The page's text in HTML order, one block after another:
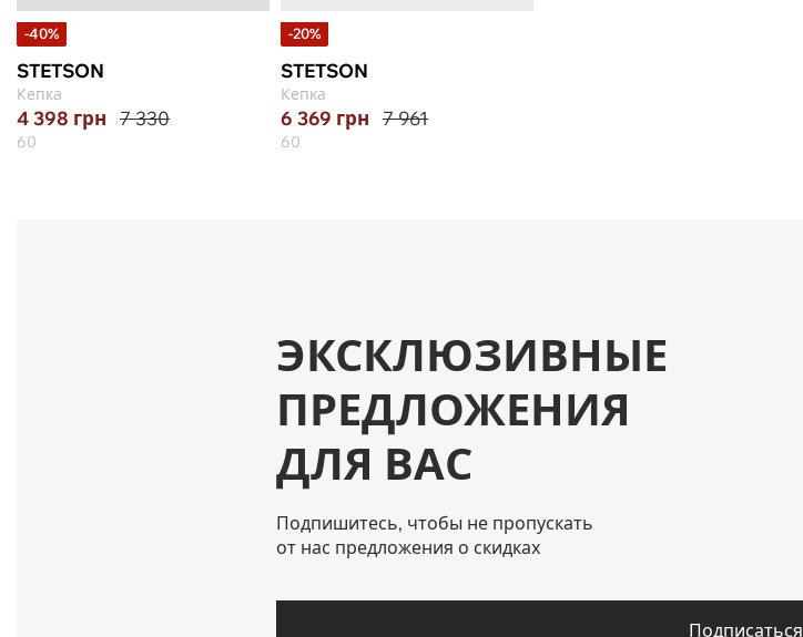
-40%
STETSON
Кепка
4 398 грн 7 330
60
-20%
STETSON
Кепка
6 369 грн 7 961
60
ЭКСКЛЮЗИВНЫЕ
ПРЕДЛОЖЕНИЯ
ДЛЯ ВАС
Подпишитесь, чтобы не пропускать
от нас предложения о скидках
Подписаться